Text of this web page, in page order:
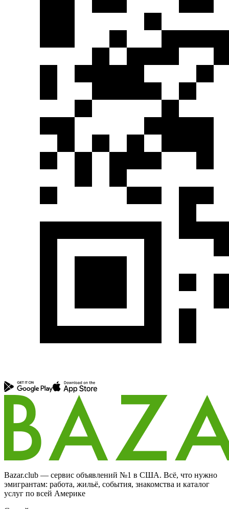
Bazar.club — сервис объявлений №1 в США. Всё, что нужно
эмигрантам: работа, жильё, события, знакомства и каталог
услуг по всей Америке